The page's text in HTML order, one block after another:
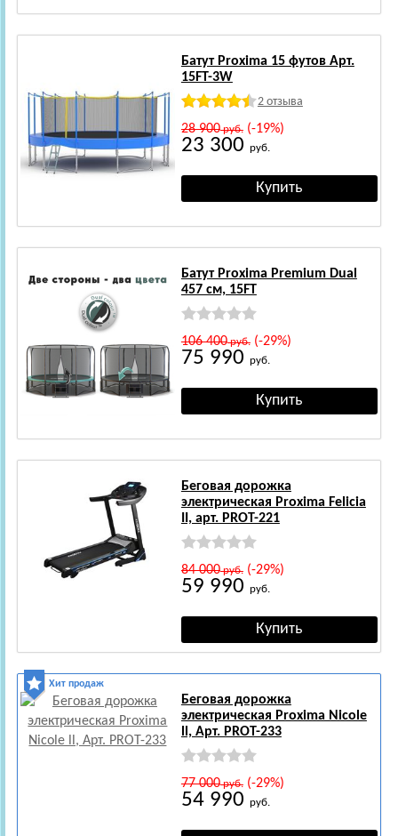
Батут Proxima 15 футов Арт.
15FT-3W
2 отзыва
28 900руб.(-19%)
23 300 руб.
Батут Proxima Premium Dual
457 см, 15FT
106 400руб.(-29%)
75 990 руб.
Беговая дорожка
электрическая Proxima Felicia
II, арт. PROT-221
84 000руб.(-29%)
59 990 руб.
Хит продаж
Беговая дорожка
электрическая Proxima Nicole
ll, Арт. PROT-233
77 000руб.(-29%)
54 990 руб.